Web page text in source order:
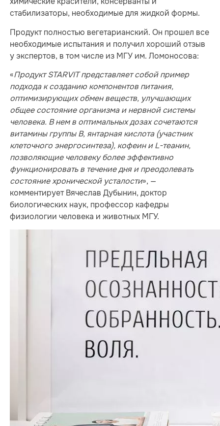
стабилизаторы, необходимые для жидкой формы.
Продукт полностью вегетарианский. Он прошел все
необходимые испытания и получил хороший отзыв
у экспертов, в том числе из МГУ им. Ломоносова:
«Продукт STARVIT представляет собой пример
подхода к созданию компонентов питания,
оптимизирующих обмен веществ, улучшающих
общее состояние организма и нервной системы
человека. В нем в оптимальных дозах сочетаются
витамины группы B, янтарная кислота (участник
клеточного энергосинтеза), кофеин и L-теанин,
позволяющие человеку более эффективно
функционировать в течение дня и преодолевать
состояние хронической усталости», —
комментирует Вячеслав Дубынин, доктор
биологических наук, профессор кафедры
физиологии человека и животных МГУ.